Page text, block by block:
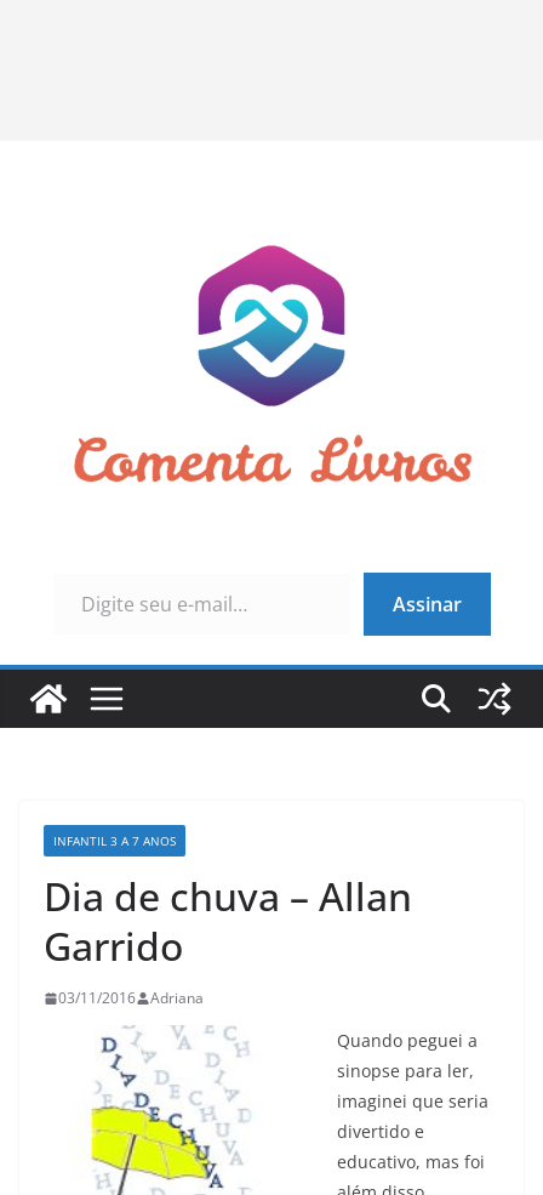
Assinar
INFANTIL 3 A 7 ANOS
Dia de chuva – Allan
Garrido
03/11/2016 Adriana
Quando peguei a
sinopse para ler,
imaginei que seria
divertido e
educativo, mas foi